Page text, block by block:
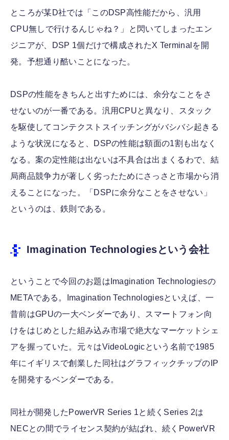
ところが某D社では「このDSP高性能だから、汎用
CPU無しで行けるんじゃね？」と閃いてしまったエン
ジニアが、DSP 1個だけで構成されたX Terminalを開
発。予想通り酷いことになった。
DSPの性能をきちんと出すためには、余分なことをさ
せないのが一番である。汎用CPUと異なり、スタック
を駆使してコンテクストスイッチングがバシバシ起きる
ような状況になると、DSPの性能は額面の1割も出なく
なる。案の定性能は出ないは不具合は出まくるわで、結
局商品競争力が著しく劣ったためにさっさと市場から消
えることになった。「DSPに余分なことをさせない」
というのは、鉄則である。
Imagination Technologiesという会社
ということで今回のお題はImagination Technologiesの
METAである。Imagination Technologiesといえば、一
昔前はGPUの一大ベンダーであり、スマートフォン向
けをはじめとした組み込み市場で絶大なマーケットシェ
アを握っていた。元々はVideoLogicという名前で1985
年にイギリスで創業した同社はグラフィックチップのIP
を開発するベンダーである。
同社が開発したPowerVR Series 1と続くSeries 2は
NECとの間でライセンス契約が結ばれ、続くPowerVR